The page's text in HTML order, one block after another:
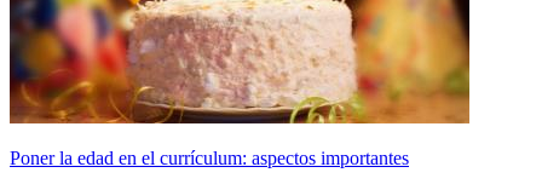
Poner la edad en el currículum: aspectos importantes